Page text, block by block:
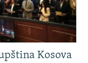
Kosova